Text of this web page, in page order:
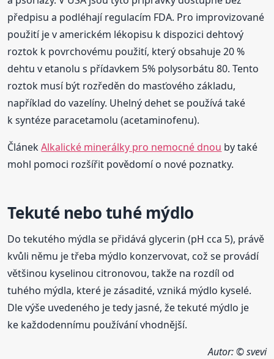
předpisu a podléhají regulacím FDA. Pro improvizované
použití je v americkém lékopisu k dispozici dehtový
roztok k povrchovému použití, který obsahuje 20 %
dehtu v etanolu s přídavkem 5% polysorbátu 80. Tento
roztok musí být rozředěn do masťového základu,
například do vazelíny. Uhelný dehet se používá také
k syntéze paracetamolu (acetaminofenu).
ČlánekAlkalické minerálky pro nemocné dnou by také
mohl pomoci rozšířit povědomí o nové poznatky.
Tekuté nebo tuhé mýdlo
Do tekutého mýdla se přidává glycerin (pH cca 5), právě
kvůli němu je třeba mýdlo konzervovat, což se provádí
většinou kyselinou citronovou, takže na rozdíl od
tuhého mýdla, které je zásadité, vzniká mýdlo kyselé.
Dle výše uvedeného je tedy jasné, že tekuté mýdlo je
ke každodennímu používání vhodnější.
Autor: © svevi